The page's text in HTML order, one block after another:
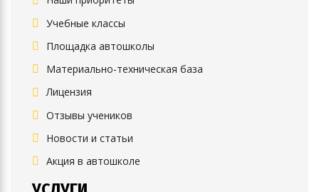
Учебные классы
Площадка автошколы
Материально-техническая база
Лицензия
Отзывы учеников
Новости и статьи
Акция в автошколе